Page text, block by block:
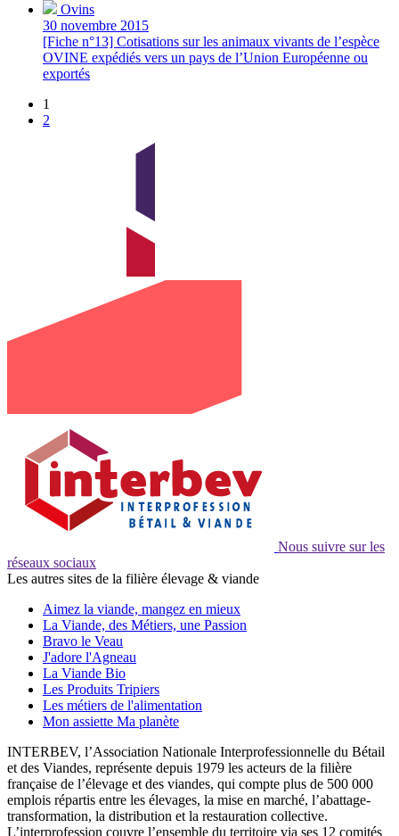
Ovins
30 novembre 2015
[Fiche n°13] Cotisations sur les animaux vivants de l’espèce
OVINE expédiés vers un pays de l’Union Européenne ou
exportés
1
2
Nous suivre sur les
réseaux sociaux
Les autres sites de la filière élevage & viande
Aimez la viande, mangez en mieux
La Viande, des Métiers, une Passion
Bravo le Veau
J'adore l'Agneau
La Viande Bio
Les Produits Tripiers
Les métiers de l'alimentation
Mon assiette Ma planète
INTERBEV, l’Association Nationale Interprofessionnelle du Bétail
et des Viandes, représente depuis 1979 les acteurs de la filière
française de l’élevage et des viandes, qui compte plus de 500 000
emplois répartis entre les élevages, la mise en marché, l’abattage-
transformation, la distribution et la restauration collective.
L’interprofession couvre l’ensemble du territoire via ses 12 comités